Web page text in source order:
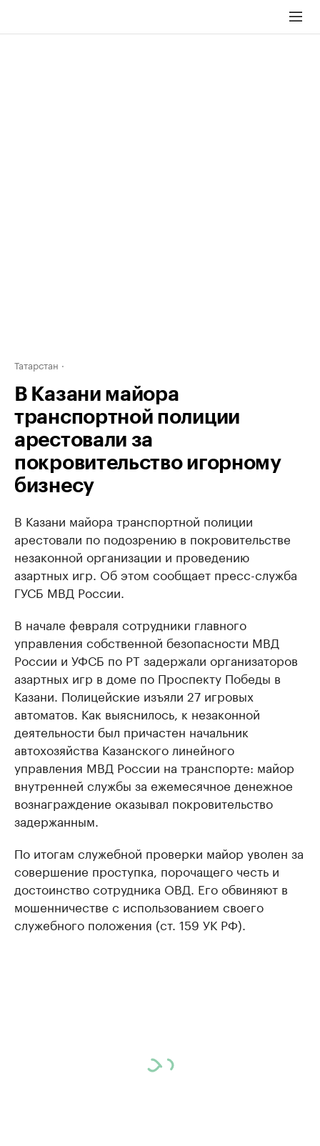
Татарстан
В Казани майора
транспортной полиции
арестовали за
покровительство игорному
бизнесу
В Казани майора транспортной полиции
арестовали по подозрению в покровительстве
незаконной организации и проведению
азартных игр. Об этом сообщает пресс-служба
ГУСБ МВД России.
В начале февраля сотрудники главного
управления собственной безопасности МВД
России и УФСБ по РТ задержали организаторов
азартных игр в доме по Проспекту Победы в
Казани. Полицейские изъяли 27 игровых
автоматов. Как выяснилось, к незаконной
деятельности был причастен начальник
автохозяйства Казанского линейного
управления МВД России на транспорте: майор
внутренней службы за ежемесячное денежное
вознаграждение оказывал покровительство
задержанным.
По итогам служебной проверки майор уволен за
совершение проступка, порочащего честь и
достоинство сотрудника ОВД. Его обвиняют в
мошенничестве с использованием своего
служебного положения (ст. 159 УК РФ).